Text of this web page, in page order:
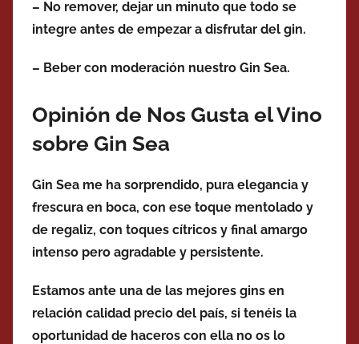
– No remover, dejar un minuto que todo se
integre antes de empezar a disfrutar del gin.
– Beber con moderación nuestro Gin Sea.
Opinión de Nos Gusta el Vino
sobre Gin Sea
Gin Sea me ha sorprendido, pura elegancia y
frescura en boca, con ese toque mentolado y
de regaliz, con toques cítricos y final amargo
intenso pero agradable y persistente.
Estamos ante una de las mejores gins en
relación calidad precio del país, si tenéis la
oportunidad de haceros con ella no os lo